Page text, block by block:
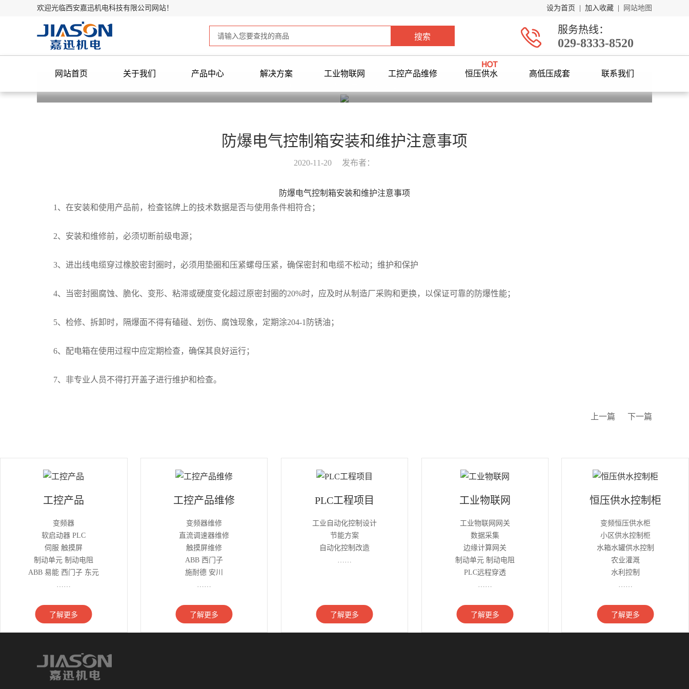
欢迎光临西安嘉迅机电科技有限公司网站！ 设为首页 加入收藏 网站地图
服务热线：
029-8333-8520
网站首页 关于我们 产品中心 解决方案 工业物联网 工控产品维修 恒压供水 高低压成套
联系我们
防爆电气控制箱安装和维护注意事项
2020-11-20 发布者：
防爆电气控制箱安装和维护注意事项
1、在安装和使用产品前，检查铭牌上的技术数据是否与使用条件相符合；
2、安装和维修前，必须切断前级电源；
3、进出线电缆穿过橡胶密封圈时，必须用垫圈和压紧螺母压紧，确保密封和电缆不松动；维护和保护
4、当密封圈腐蚀、脆化、变形、粘滞或硬度变化超过原密封圈的20%时，应及时从制造厂采购和更换，以保证可靠的防爆性能；
5、检修、拆卸时，隔爆面不得有磕碰、划伤、腐蚀现象，定期涂204-1防锈油；
6、配电箱在使用过程中应定期检查，确保其良好运行；
7、非专业人员不得打开盖子进行维护和检查。
上一篇 下一篇
工控产品
变频器
软启动器 PLC
伺服 触摸屏
制动单元 制动电阻
ABB 易能 西门子 东元
……
了解更多
工控产品维修
变频器维修
直流调速器维修
触摸屏维修
ABB 西门子
施耐德 安川
……
了解更多
PLC工程项目
工业自动化控制设计
节能方案
自动化控制改造
……
了解更多
工业物联网
工业物联网网关
数据采集
边缘计算网关
制动单元 制动电阻
PLC远程穿透
……
了解更多
恒压供水控制柜
变频恒压供水柜
小区供水控制柜
水箱水罐供水控制
农业灌溉
水利控制
……
了解更多